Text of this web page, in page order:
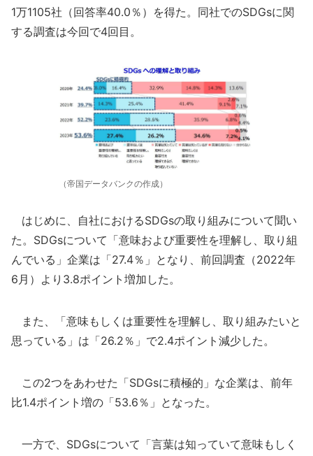
1万1105社（回答率40.0％）を得た。同社でのSDGsに関
する調査は今回で4回目。
（帝国データバンクの作成）
はじめに、自社におけるSDGsの取り組みについて聞い
た。SDGsについて「意味および重要性を理解し、取り組
んでいる」企業は「27.4％」となり、前回調査（2022年
6月）より3.8ポイント増加した。
また、「意味もしくは重要性を理解し、取り組みたいと
思っている」は「26.2％」で2.4ポイント減少した。
この2つをあわせた「SDGsに積極的」な企業は、前年
比1.4ポイント増の「53.6％」となった。
一方で、SDGsについて「言葉は知っていて意味もしく